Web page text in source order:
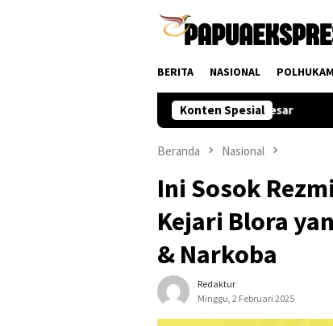
BERITA NASIONAL POLHUKAM
Konten Spesial
dari Daerah Dapat Kesempatan Besar
Beranda Nasional
Ini Sosok
Kejari Blora
& Narkoba
Redaktur
Minggu, 2 Februari 2025